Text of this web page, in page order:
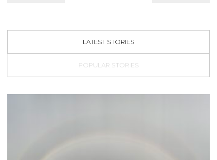
LATEST STORIES
POPULAR STORIES